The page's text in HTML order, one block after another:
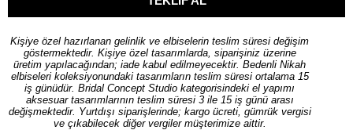
Kişiye özel hazırlanan gelinlik ve elbiselerin teslim süresi değişim
göstermektedir. Kişiye özel tasarımlarda, siparişiniz üzerine
üretim yapılacağından; iade kabul edilmeyecektir. Bedenli Nikah
elbiseleri koleksiyonundaki tasarımların teslim süresi ortalama 15
iş günüdür. Bridal Concept Studio kategorisindeki el yapımı
aksesuar tasarımlarının teslim süresi 3 ile 15 iş günü arası
değişmektedir. Yurtdışı siparişlerinde; kargo ücreti, gümrük vergisi
ve çıkabilecek diğer vergiler müşterimize aittir.